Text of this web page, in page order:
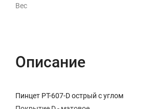
Вес
Описание
Пинцет PT-607-D острый с углом